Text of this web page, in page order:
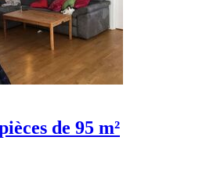
de 95 m²